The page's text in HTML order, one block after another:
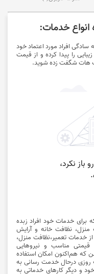
انواع خدمات:
سادگی افراد مورد اعتماد خود
را پیدا کرده و از قیمت
هات شگفت زده شوید.
برای خدمات خود افراد زبده
منزل، نظافت خانه و آرایش
خدمات تعمیر،نظافت منزل،
قیمتی مناسب و نیروهایی
که هم‌اکنون امکان استفاده
روزی درحال خدمت رسانی به
و دیگر کارهای خدماتی به